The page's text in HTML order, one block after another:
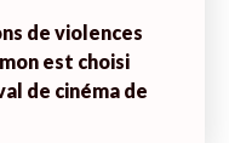
de violences
est choisi
de cinéma de